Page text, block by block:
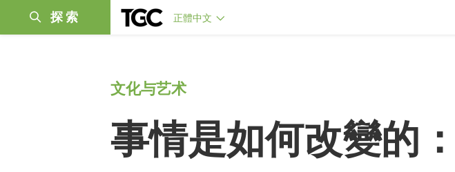
探索 正體中文
文化与艺术
事情是如何改變的